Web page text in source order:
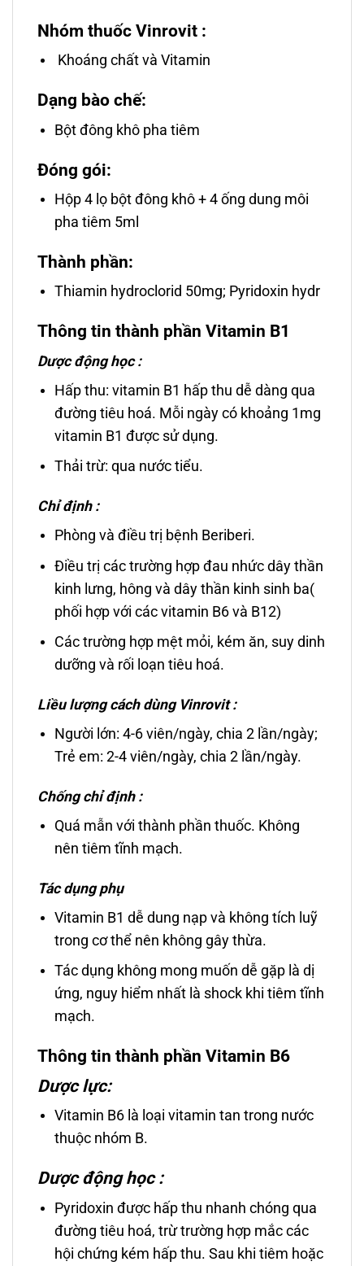
Nhóm thuốc Vinrovit :
Khoáng chất và Vitamin
Dạng bào chế:
Bột đông khô pha tiêm
Đóng gói:
Hộp 4 lọ bột đông khô + 4 ống dung môi
pha tiêm 5ml
Thành phần:
Thiamin hydroclorid 50mg; Pyridoxin hydr
Thông tin thành phần Vitamin B1
Dược động học :
Hấp thu: vitamin B1 hấp thu dễ dàng qua
đường tiêu hoá. Mỗi ngày có khoảng 1mg
vitamin B1 được sử dụng.
Thải trừ: qua nước tiểu.
Chỉ định :
Phòng và điều trị bệnh Beriberi.
Điều trị các trường hợp đau nhức dây thần
kinh lưng, hông và dây thần kinh sinh ba(
phối hợp với các vitamin B6 và B12)
Các trường hợp mệt mỏi, kém ăn, suy dinh
dưỡng và rối loạn tiêu hoá.
Liều lượng cách dùng Vinrovit :
Người lớn: 4-6 viên/ngày, chia 2 lần/ngày;
Trẻ em: 2-4 viên/ngày, chia 2 lần/ngày.
Chống chỉ định :
Quá mẫn với thành phần thuốc. Không
nên tiêm tĩnh mạch.
Tác dụng phụ
Vitamin B1 dễ dung nạp và không tích luỹ
trong cơ thể nên không gây thừa.
Tác dụng không mong muốn dễ gặp là dị
ứng, nguy hiểm nhất là shock khi tiêm tĩnh
mạch.
Thông tin thành phần Vitamin B6
Dược lực:
Vitamin B6 là loại vitamin tan trong nước
thuộc nhóm B.
Dược động học :
Pyridoxin được hấp thu nhanh chóng qua
đường tiêu hoá, trừ trường hợp mắc các
hội chứng kém hấp thu. Sau khi tiêm hoặc